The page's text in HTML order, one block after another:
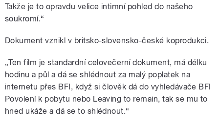
Takže je to opravdu velice intimní pohled do našeho
soukromí.“
Dokument vznikl v britsko-slovensko-české koprodukci.
„Ten film je standardní celovečerní dokument, má délku
hodinu a půl a dá se shlédnout za malý poplatek na
internetu přes BFI, když si člověk dá do vyhledávače BFI
Povolení k pobytu nebo Leaving to remain, tak se mu to
hned ukáže a dá se to shlédnout.“